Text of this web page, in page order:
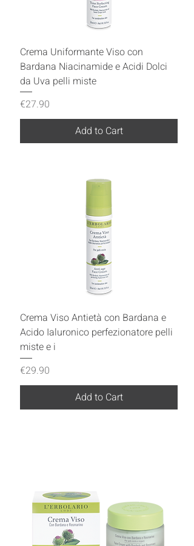
Crema Uniformante Viso con
Bardana Niacinamide e Acidi Dolci
da Uva pelli miste
Price
€27.90
Add to Cart
Crema Viso Antietà con Bardana e
Acido Ialuronico perfezionatore pelli
miste e i
Price
€29.90
Add to Cart